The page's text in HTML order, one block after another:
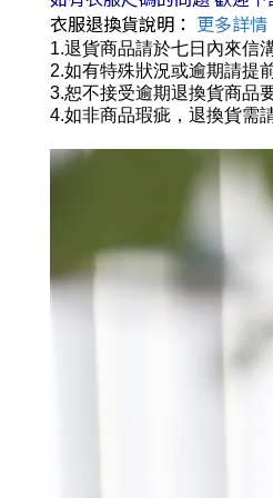
衣服退換貨說明： 更多詳情
1.退貨商品請於七日內來信
2.如有特殊狀況或逾期請提
3.恕不接受逾期退換貨商品
4.如非商品瑕疵，退換貨需